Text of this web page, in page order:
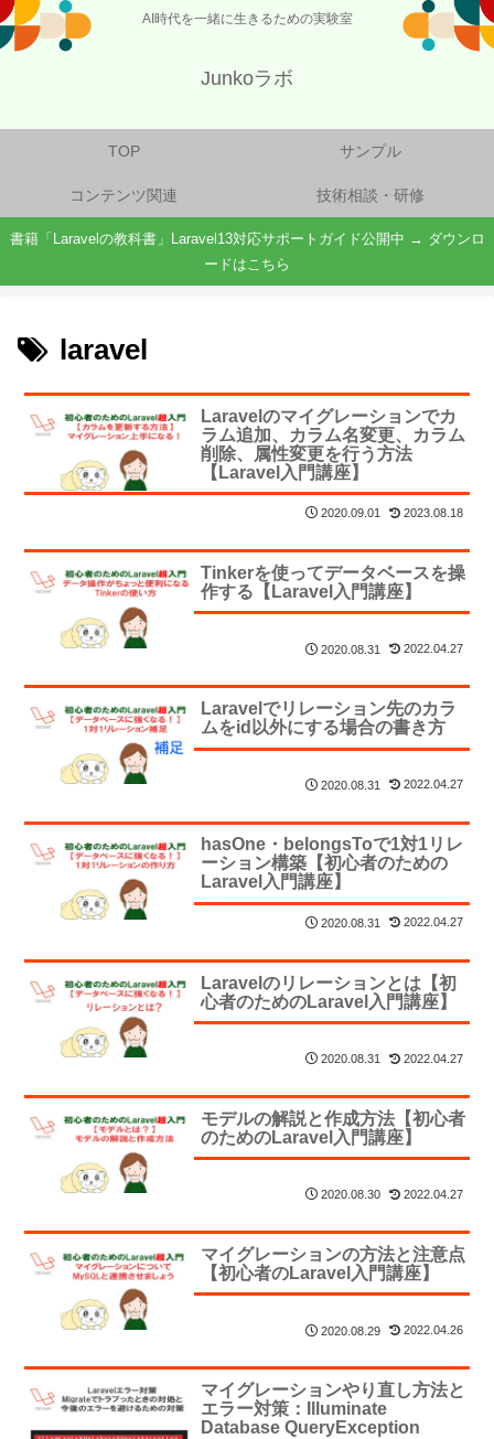
AI時代を一緒に生きるための実験室
Junkoラボ
TOP サンプル
コンテンツ関連 技術相談・研修
書籍「Laravelの教科書」Laravel13対応サポートガイド公開中 → ダウンロ
ードはこちら
laravel
Laravelのマイグレーションでカ
ラム追加、カラム名変更、カラム
削除、属性変更を行う方法
【Laravel入門講座】
2020.09.01 2023.08.18
Tinkerを使ってデータベースを操
作する【Laravel入門講座】
2020.08.31 2022.04.27
Laravelでリレーション先のカラ
ムをid以外にする場合の書き方
2020.08.31 2022.04.27
hasOne・belongsToで1対1リレ
ーション構築【初心者のための
Laravel入門講座】
2020.08.31 2022.04.27
Laravelのリレーションとは【初
心者のためのLaravel入門講座】
2020.08.31 2022.04.27
モデルの解説と作成方法【初心者
のためのLaravel入門講座】
2020.08.30 2022.04.27
マイグレーションの方法と注意点
【初心者のLaravel入門講座】
2020.08.29 2022.04.26
マイグレーションやり直し方法と
エラー対策：Illuminate
Database QueryException